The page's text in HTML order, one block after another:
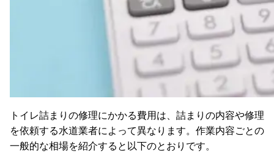
トイレ詰まりの修理にかかる費用は、詰まりの内容や修理
を依頼する水道業者によって異なります。作業内容ごとの
一般的な相場を紹介すると以下のとおりです。